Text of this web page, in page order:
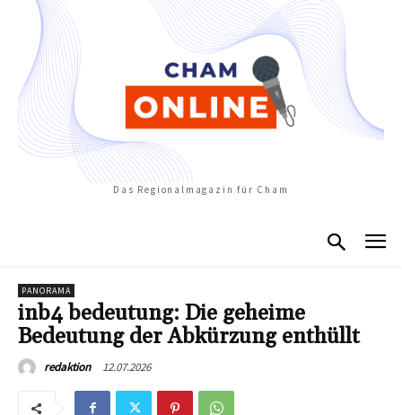
Das Regionalmagazin für Cham
PANORAMA
inb4 bedeutung: Die geheime
Bedeutung der Abkürzung enthüllt
redaktion 12.07.2026